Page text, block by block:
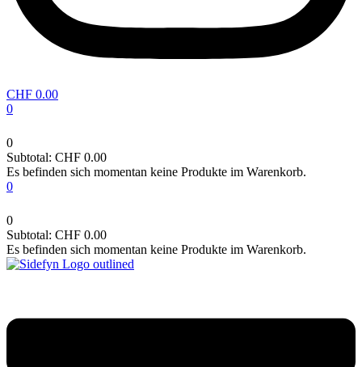
CHF 0.00
0
0
Subtotal: CHF 0.00
Es befinden sich momentan keine Produkte im Warenkorb.
0
0
Subtotal: CHF 0.00
Es befinden sich momentan keine Produkte im Warenkorb.